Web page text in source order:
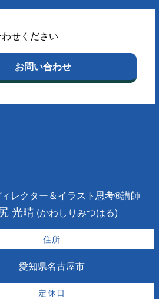
せください
お問い合わせ
レクター＆イラスト思考®講師
光晴(かわしりみつはる)
住所
愛知県名古屋市
定休日